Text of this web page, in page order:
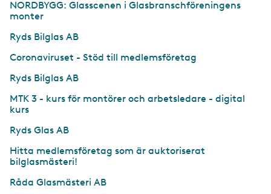
NORDBYGG: Glasscenen i Glasbranschföreningens
monter
Ryds Bilglas AB
Coronaviruset - Stöd till medlemsföretag
Ryds Bilglas AB
MTK 3 - kurs för montörer och arbetsledare - digital
kurs
Ryds Glas AB
Hitta medlemsföretag som är auktoriserat
bilglasmästeri!
Råda Glasmästeri AB